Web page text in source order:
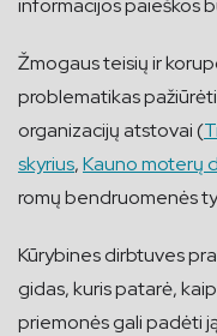
informacijos paieškos
Žmogaus teisių ir
problematikas
organizacijų atstovai (
skyrius,Kauno moterų
romų bendruomenės
Kūrybines dirbtuves
gidas, kuris patarė,
priemonės gali padėti